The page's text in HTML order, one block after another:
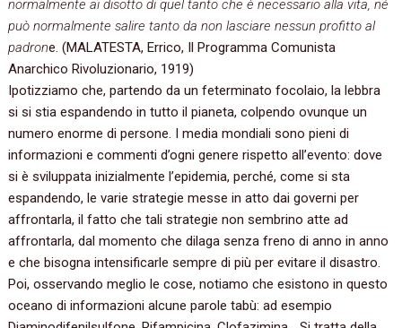
normalmente ai disotto di quel tanto che è necessario alla vita, né
può normalmente salire tanto da non lasciare nessun profitto al
padrone. (MALATESTA, Errico, Il Programma Comunista
Anarchico Rivoluzionario, 1919)
Ipotizziamo che, partendo da un feterminato focolaio, la lebbra
si si stia espandendo in tutto il pianeta, colpendo ovunque un
numero enorme di persone. I media mondiali sono pieni di
informazioni e commenti d’ogni genere rispetto all’evento: dove
si è sviluppata inizialmente l’epidemia, perché, come si sta
espandendo, le varie strategie messe in atto dai governi per
affrontarla, il fatto che tali strategie non sembrino atte ad
affrontarla, dal momento che dilaga senza freno di anno in anno
e che bisogna intensificarle sempre di più per evitare il disastro.
Poi, osservando meglio le cose, notiamo che esistono in questo
oceano di informazioni alcune parole tabù: ad esempio